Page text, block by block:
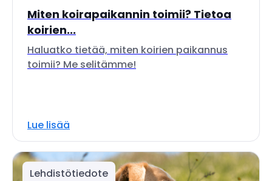
Miten koirapaikannin toimii? Tietoa
koirien...
Haluatko tietää, miten koirien paikannus
toimii? Me selitämme!
Lue lisää
Lehdistötiedote